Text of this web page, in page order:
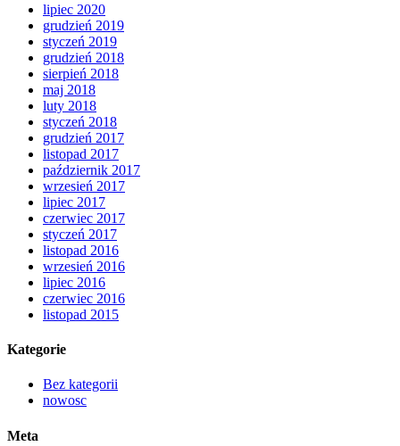
lipiec 2020
grudzień 2019
styczeń 2019
grudzień 2018
sierpień 2018
maj 2018
luty 2018
styczeń 2018
grudzień 2017
listopad 2017
październik 2017
wrzesień 2017
lipiec 2017
czerwiec 2017
styczeń 2017
listopad 2016
wrzesień 2016
lipiec 2016
czerwiec 2016
listopad 2015
Kategorie
Bez kategorii
nowosc
Meta